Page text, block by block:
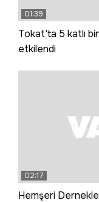
01:39
Tokat'ta 5 katlı
etkilendi
02:17
Hemşeri